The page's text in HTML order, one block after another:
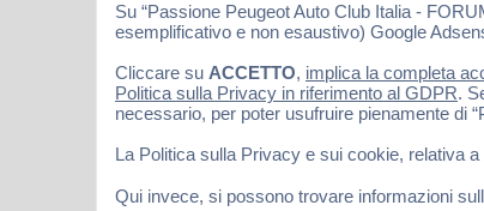
Su “Passione Peugeot Auto Club Italia -
esemplificativo e non esaustivo) Google
Cliccare su ACCETTO, implica la completa
Politica sulla Privacy in riferimento al GDPR.
necessario, per poter usufruire pienamente di
La Politica sulla Privacy e sui cookie, relativa
Qui invece, si possono trovare informazioni